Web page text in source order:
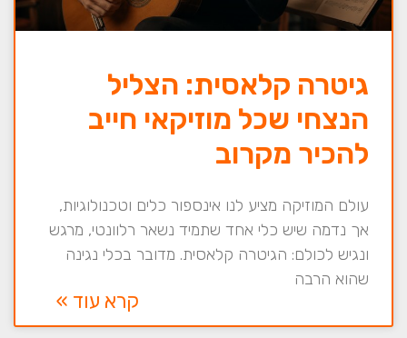
גיטרה קלאסית: הצליל
הנצחי שכל מוזיקאי חייב
להכיר מקרוב
עולם המוזיקה מציע לנו אינספור כלים וטכנולוגיות,
אך נדמה שיש כלי אחד שתמיד נשאר רלוונטי, מרגש
ונגיש לכולם: הגיטרה קלאסית. מדובר בכלי נגינה
שהוא הרבה
קרא עוד »